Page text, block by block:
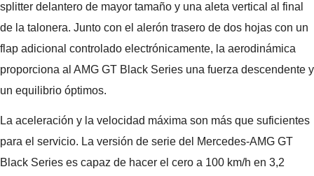
splitter delantero de mayor tamaño y una aleta vertical al final
de la talonera. Junto con el alerón trasero de dos hojas con un
flap adicional controlado electrónicamente, la aerodinámica
proporciona al AMG GT Black Series una fuerza descendente y
un equilibrio óptimos.
La aceleración y la velocidad máxima son más que suficientes
para el servicio. La versión de serie del Mercedes-AMG GT
Black Series es capaz de hacer el cero a 100 km/h en 3,2